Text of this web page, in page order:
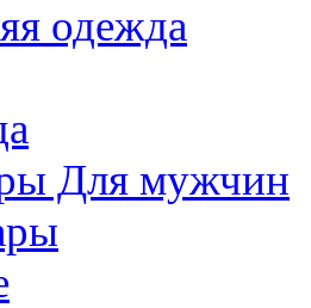
одежда
Для мужчин